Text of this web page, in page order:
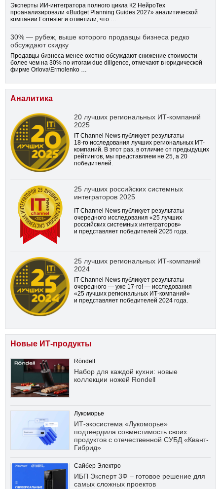
Эксперты ИИ-интегратора полного цикла К2 НейроТех
проанализировали «Budget Planning Guides 2027» аналитической
компании Forrester и отметили, что …
30% — рубеж, выше которого продавцы бизнеса редко
обсуждают скидку
Продавцы бизнеса менее охотно обсуждают снижение стоимости
более чем на 30% по итогам due diligence, отмечают в юридической
фирме Orlova\Ermolenko …
Аналитика
20 лучших региональных ИТ-компаний
2025
IT Channel News публикует результаты
18-го исследования лучших региональных ИТ-
компаний. В этот раз, в отличие от предыдущих
рейтингов, мы представляем не 25, а 20
победителей.
25 лучших российских системных
интеграторов 2025
IT Channel News публикует результаты
очередного исследования «25 лучших
российских системных интеграторов»
и представляет победителей 2025 года.
25 лучших региональных ИТ-компаний
2024
IT Channel News публикует результаты
очередного — уже 17-го! — исследования
«25 лучших региональных ИТ-компаний»
и представляет победителей 2024 года.
Новые ИТ-продукты
Röndell
Набор для каждой кухни: новые
коллекции ножей Rondell
Лукоморье
ИТ-экосистема «Лукоморье»
подтвердила совместимость своих
продуктов с отечественной СУБД «Квант-
Гибрид»
Сайбер Электро
ИБП Эксперт 3Ф – готовое решение для
самых сложных проектов